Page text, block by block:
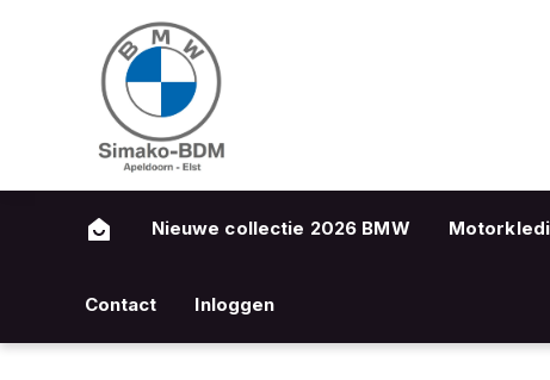
Nieuwe collectie 2026 BMW
Contact Inloggen